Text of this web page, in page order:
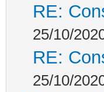
RE:
25/10/
RE:
25/10/